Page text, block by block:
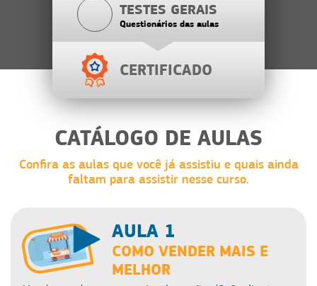
TESTES GERAIS
Questionários das aulas
CERTIFICADO
CATÁLOGO DE AULAS
Confira as aulas que você já assistiu e quais ainda
faltam para assistir nesse curso.
AULA 1
COMO VENDER MAIS E
MELHOR